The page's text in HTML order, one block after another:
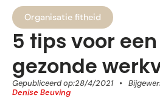
Organisatie fitheid
5 tips voor
gezonde
Gepubliceerd op:28/4/2021 •
Denise Beuving